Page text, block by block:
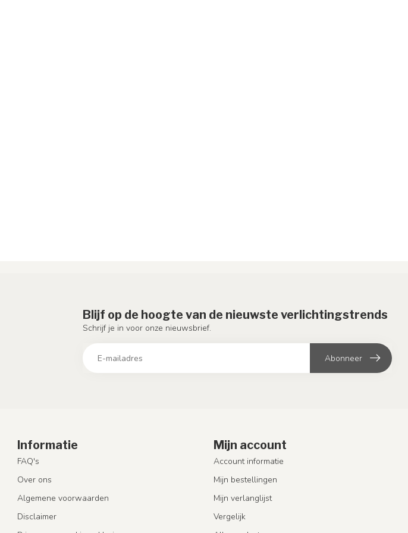
Blijf op de hoogte van de nieuwste verlichtingstrends
Schrijf je in voor onze nieuwsbrief.
Abonneer
Informatie
FAQ's
Over ons
Algemene voorwaarden
Disclaimer
Mijn account
Account informatie
Mijn bestellingen
Mijn verlanglijst
Vergelijk